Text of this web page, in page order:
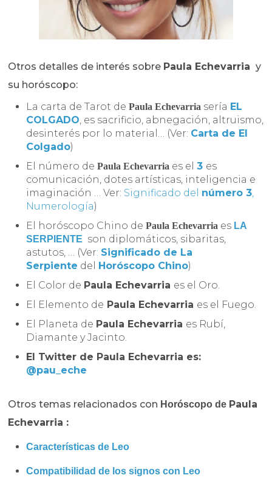
Otros detalles de interés sobre Paula Echevarria y
su horóscopo:
La carta de Tarot dePaula Echevarria sería EL
COLGADO , es sacrificio, abnegación, altruismo,
desinterés por lo material… (Ver: Carta de El
Colgado)
El número dePaula Echevarria es el3 es
comunicación, dotes artísticas, inteligencia e
imaginación … Ver: Significado del número 3
Numerología)
El horóscopo Chino dePaula Echevarria es LA
SERPIENTE son diplomáticos, sibaritas,
astutos, … (Ver: Significado de La
Serpiente del Horóscopo Chino)
El Color de Paula Echevarria es el Oro.
El Elemento de Paula Echevarria es el Fuego.
El Planeta de Paula Echevarria es Rubí,
Diamante y Jacinto.
El Twitter de Paula Echevarria es:
@pau_eche
Otros temas relacionados con Horóscopo de Paula
Echevarria :
Características de Leo
Compatibilidad de los signos con Leo